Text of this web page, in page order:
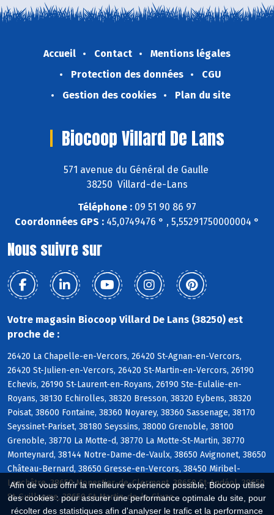
Afin de vous offrir la meilleure expérience possible, Biocoop utilise
des cookies : pour assurer une performance optimale du site, pour
récolter des statistiques afin d'analyser le trafic et la performance
Accueil Contact
Mentions légales
Protection des données
CGU
Gestion des cookies
Plan du site
Biocoop Villard De Lans
571 avenue du Général de Gaulle
38250 Villard-de-Lans
Téléphone : 09 51 90 86 97
Coordonnées GPS : 45,0749476 ° , 5,55291750000004 °
Nous suivre sur
Votre magasin Biocoop Villard De Lans (38250) est
proche de :
26420 La Chapelle-en-Vercors, 26420 St-Agnan-en-Vercors,
26420 St-Julien-en-Vercors, 26420 St-Martin-en-Vercors, 26190
Echevis, 26190 St-Laurent-en-Royans, 26190 Ste-Eulalie-en-
Royans, 38130 Echirolles, 38320 Bresson, 38320 Eybens, 38320
Poisat, 38600 Fontaine, 38360 Noyarey, 38360 Sassenage, 38170
Seyssinet-Pariset, 38180 Seyssins, 38000 Grenoble, 38100
Grenoble, 38770 La Motte-d, 38770 La Motte-St-Martin, 38770
Monteynard, 38144 Notre-Dame-de-Vaulx, 38650 Avignonet, 38650
Château-Bernard, 38650 Gresse-en-Vercors, 38450 Miribel-
Lanchâtre, 38650 Monestier-de-Clermont, 38650 St-Andéol, 38650
St-Guillaume, 38650 St-Martin-de-la-Cluze